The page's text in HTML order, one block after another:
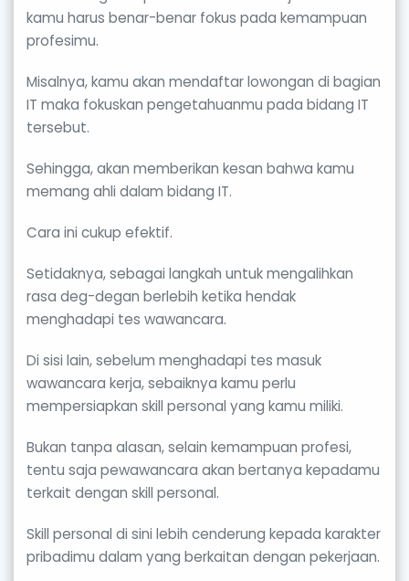
kamu harus benar-benar fokus pada kemampuan
profesimu.
Misalnya, kamu akan mendaftar lowongan di bagian
IT maka fokuskan pengetahuanmu pada bidang IT
tersebut.
Sehingga, akan memberikan kesan bahwa kamu
memang ahli dalam bidang IT.
Cara ini cukup efektif.
Setidaknya, sebagai langkah untuk mengalihkan
rasa deg-degan berlebih ketika hendak
menghadapi tes wawancara.
Di sisi lain, sebelum menghadapi tes masuk
wawancara kerja, sebaiknya kamu perlu
mempersiapkan skill personal yang kamu miliki.
Bukan tanpa alasan, selain kemampuan profesi,
tentu saja pewawancara akan bertanya kepadamu
terkait dengan skill personal.
Skill personal di sini lebih cenderung kepada karakter
pribadimu dalam yang berkaitan dengan pekerjaan.